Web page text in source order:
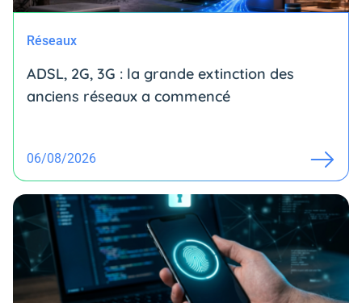
Réseaux
ADSL, 2G, 3G : la grande extinction des
anciens réseaux a commencé
06/08/2026